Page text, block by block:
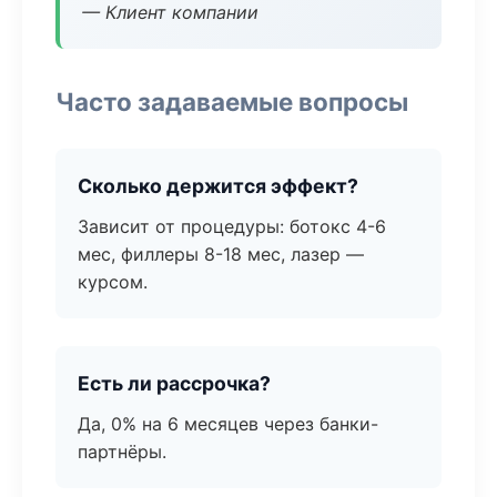
— Клиент компании
Часто задаваемые вопросы
Сколько держится эффект?
Зависит от процедуры: ботокс 4-6
мес, филлеры 8-18 мес, лазер —
курсом.
Есть ли рассрочка?
Да, 0% на 6 месяцев через банки-
партнёры.